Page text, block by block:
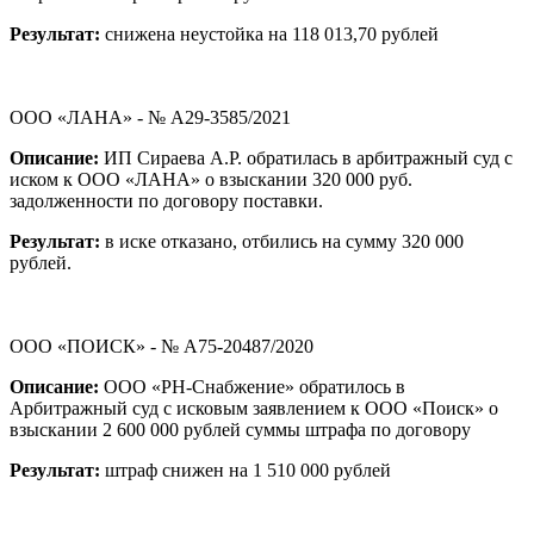
Результат: снижена неустойка на 118 013,70 рублей
ООО «ЛАНА» - № А29-3585/2021
Описание: ИП Сираева А.Р. обратилась в арбитражный суд с
иском к ООО «ЛАНА» о взыскании 320 000 руб.
задолженности по договору поставки.
Результат: в иске отказано, отбились на сумму 320 000
рублей.
ООО «ПОИСК» - № А75-20487/2020
Описание: ООО «РН-Снабжение» обратилось в
Арбитражный суд с исковым заявлением к ООО «Поиск» о
взыскании 2 600 000 рублей суммы штрафа по договору
Результат: штраф снижен на 1 510 000 рублей